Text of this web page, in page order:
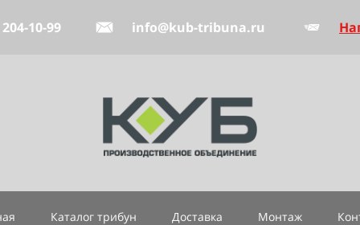
204-10-99 info@kub-tribuna.ru
Каталог трибун Доставка Монтаж